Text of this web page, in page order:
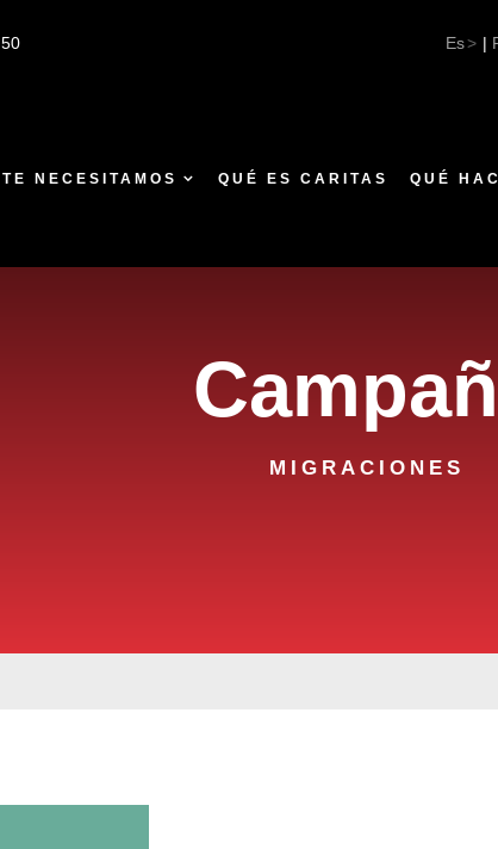
Es |
TE NECESITAMOS QUÉ ES CARITAS QUÉ
MIGRACIONES